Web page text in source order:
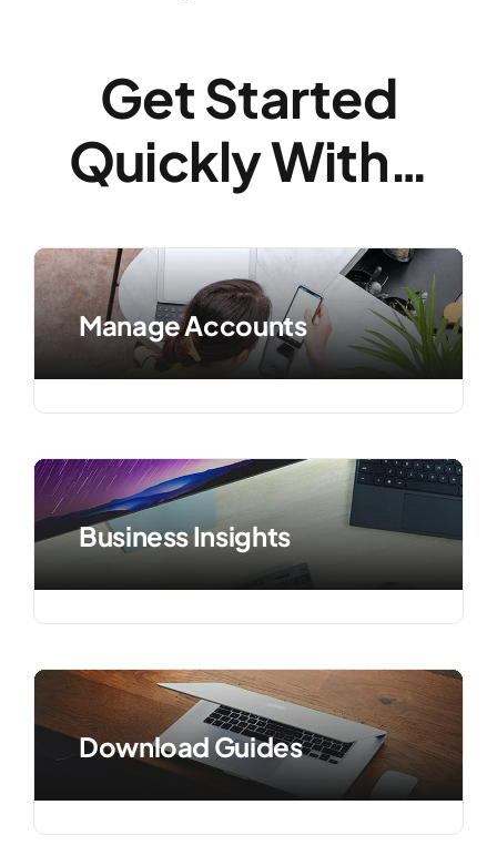
Get Started
Quickly With…
Manage Accounts
Business Insights
Download Guides